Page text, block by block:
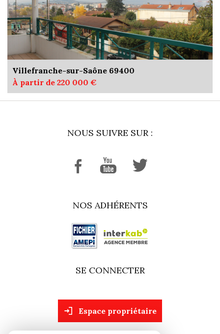
Villefranche-sur-Saône 69400
À partir de 220 000 €
NOUS SUIVRE SUR :
NOS ADHÉRENTS
SE CONNECTER
espace propriétaire